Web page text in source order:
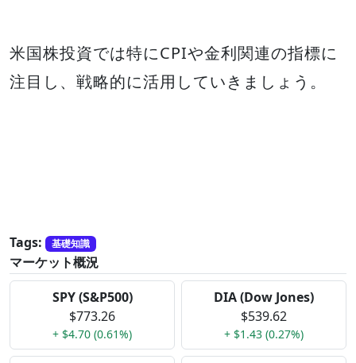
米国株投資では特にCPIや金利関連の指標に
注目し、戦略的に活用していきましょう。
Tags: 基礎知識
マーケット概況
SPY (S&P500)
$773.26
+ $4.70 (0.61%)
DIA (Dow Jones)
$539.62
+ $1.43 (0.27%)